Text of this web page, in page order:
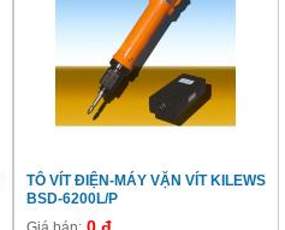
TÔ VÍT ĐIỆN-MÁY VẶN VÍT KILEWS
BSD-6200L/P